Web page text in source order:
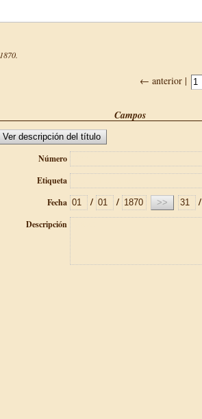
1870.
← anterior |
Campos
Número
Etiqueta
Fecha
/ / /
Descripción